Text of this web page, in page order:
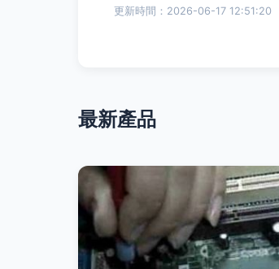
更新時間：2026-06-17 12:51:20
最新產品